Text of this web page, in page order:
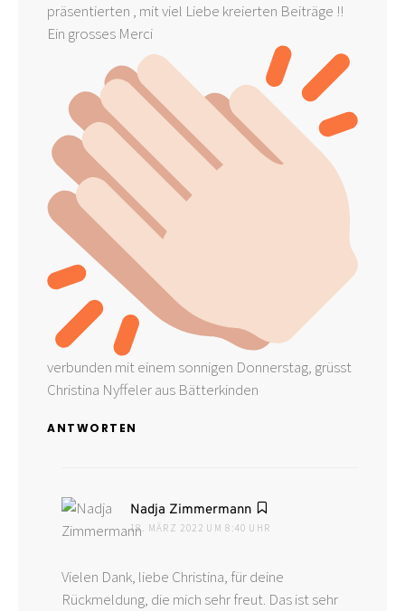
präsentierten , mit viel Liebe kreierten Beiträge !!
Ein grosses Merci
verbunden mit einem sonnigen Donnerstag, grüsst
Christina Nyffeler aus Bätterkinden
ANTWORTEN
Nadja Zimmermann
18. MÄRZ 2022 UM 8:40 UHR
Vielen Dank, liebe Christina, für deine
Rückmeldung, die mich sehr freut. Das ist sehr